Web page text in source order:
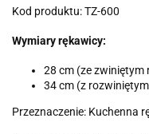
Kod produktu: TZ-600
Wymiary rękawicy:
28 cm (ze zwiniętym
34 cm (z
Przeznaczenie: Kuchenna